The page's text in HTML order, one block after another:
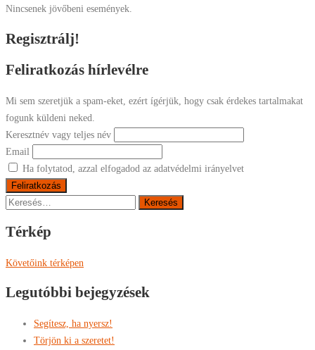
Nincsenek jövőbeni események.
Regisztrálj!
Feliratkozás hírlevélre
Mi sem szeretjük a spam-eket, ezért ígérjük, hogy csak érdekes tartalmakat
fogunk küldeni neked.
Keresztnév vagy teljes név
Email
Ha folytatod, azzal elfogadod az adatvédelmi irányelvet
Keresés:
Térkép
Követőink térképen
Legutóbbi bejegyzések
Segítesz, ha nyersz!
Törjön ki a szeretet!